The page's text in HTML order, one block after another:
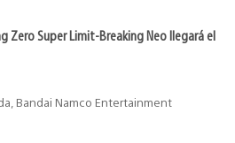
Zero Super Limit-Breaking Neo llegará el
Bandai Namco Entertainment